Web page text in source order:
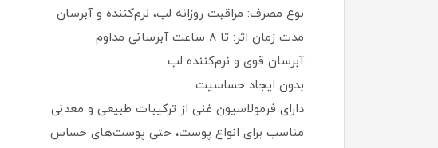
نوع مصرف: مراقبت روزانه لب، نرم‌کننده و آبرسان
مدت زمان اثر: تا ۸ ساعت آبرسانی مداوم
آبرسان قوی و نرم‌کننده لب
بدون ایجاد حساسیت
دارای فرمولاسیون غنی از ترکیبات طبیعی و معدنی
مناسب برای انواع پوست، حتی پوست‌های حساس